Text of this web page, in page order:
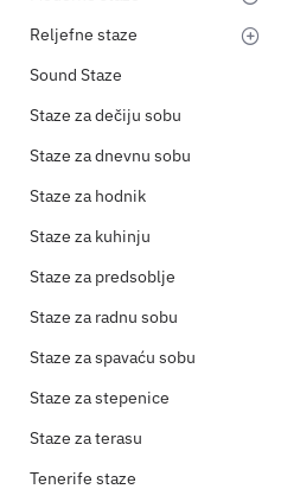
Reljefne staze
Sound Staze
Staze za dečiju sobu
Staze za dnevnu sobu
Staze za hodnik
Staze za kuhinju
Staze za predsoblje
Staze za radnu sobu
Staze za spavaću sobu
Staze za stepenice
Staze za terasu
Tenerife staze